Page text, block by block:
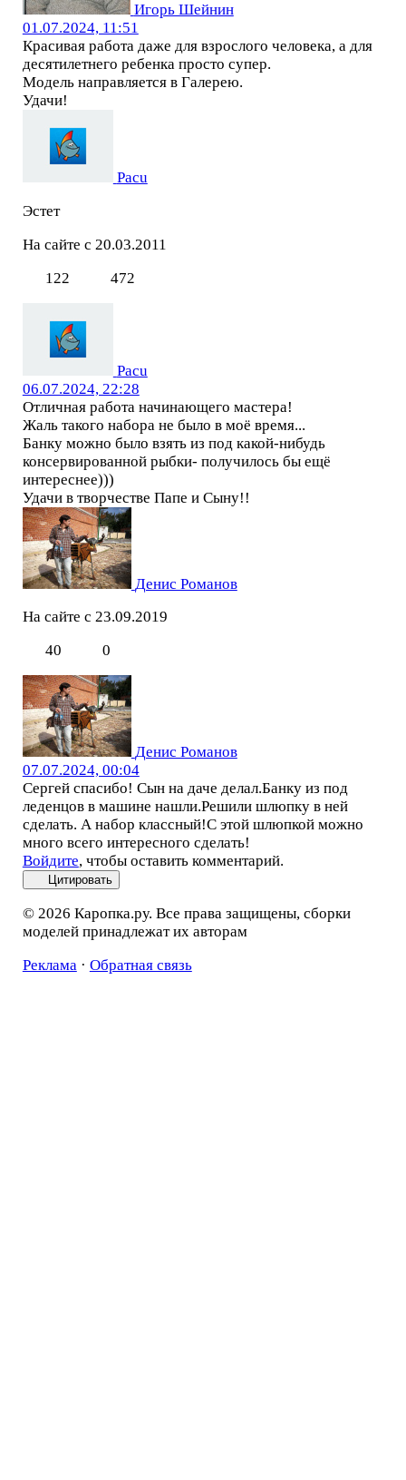
Игорь Шейнин
01.07.2024, 11:51
Красивая работа даже для взрослого человека, а для
десятилетнего ребенка просто супер.
Модель направляется в Галерею.
Удачи!
Pacu
Эстет
На сайте с 20.03.2011
122
472
Pacu
06.07.2024, 22:28
Отличная работа начинающего мастера!
Жаль такого набора не было в моё время...
Банку можно было взять из под какой-нибудь
консервированной рыбки- получилось бы ещё
интереснее)))
Удачи в творчестве Папе и Сыну!!
Денис Романов
На сайте с 23.09.2019
40
0
Денис Романов
07.07.2024, 00:04
Сергей спасибо! Сын на даче делал.Банку из под
леденцов в машине нашли.Решили шлюпку в ней
сделать. А набор классный!С этой шлюпкой можно
много всего интересного сделать!
Войдите, чтобы оставить комментарий.
Цитировать
© 2026 Каропка.ру. Все права защищены, сборки
моделей принадлежат их авторам
Реклама · Обратная связь